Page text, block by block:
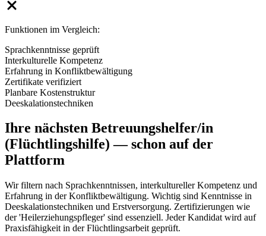
Funktionen im Vergleich:
Sprachkenntnisse geprüft
Interkulturelle Kompetenz
Erfahrung in Konfliktbewältigung
Zertifikate verifiziert
Planbare Kostenstruktur
Deeskalationstechniken
Ihre nächsten Betreuungshelfer/in
(Flüchtlingshilfe) — schon auf der
Plattform
Wir filtern nach Sprachkenntnissen, interkultureller Kompetenz und
Erfahrung in der Konfliktbewältigung. Wichtig sind Kenntnisse in
Deeskalationstechniken und Erstversorgung. Zertifizierungen wie
der 'Heilerziehungspfleger' sind essenziell. Jeder Kandidat wird auf
Praxisfähigkeit in der Flüchtlingsarbeit geprüft.